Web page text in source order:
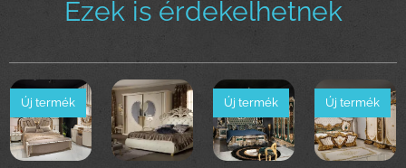
Ezek is érdekelhetnek
Új termék Új termék Új termék